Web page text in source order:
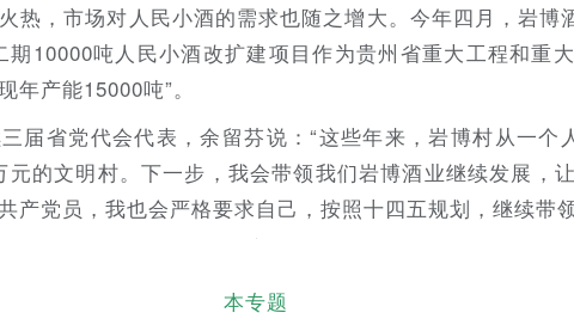
热，市场对人民小酒的需求也随之增大。今年四月，岩博
期10000吨人民小酒改扩建项目作为贵州省重大工程和重
产能15000吨”。
届省党代会代表，余留芬说：“这些年来，岩博村从一个
的文明村。下一步，我会带领我们岩博酒业继续发展，
产党员，我也会严格要求自己，按照十四五规划，继续带
本专题